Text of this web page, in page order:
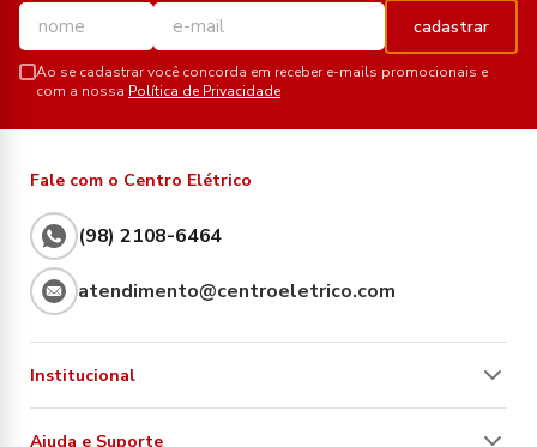
cadastrar
Ao se cadastrar você concorda em receber e-mails promocionais e
com a nossa Política de Privacidade
Fale com o Centro Elétrico
(98) 2108-6464
atendimento@centroeletrico.com
Institucional
Ajuda e Suporte